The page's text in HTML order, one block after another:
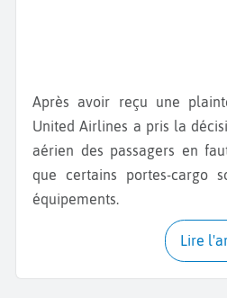
Après avoir reçu une plainte, la compagnie aérienne
United Airlines a pris la
aérien des passagers en
que certains portes-cargo
équipements.
Lire